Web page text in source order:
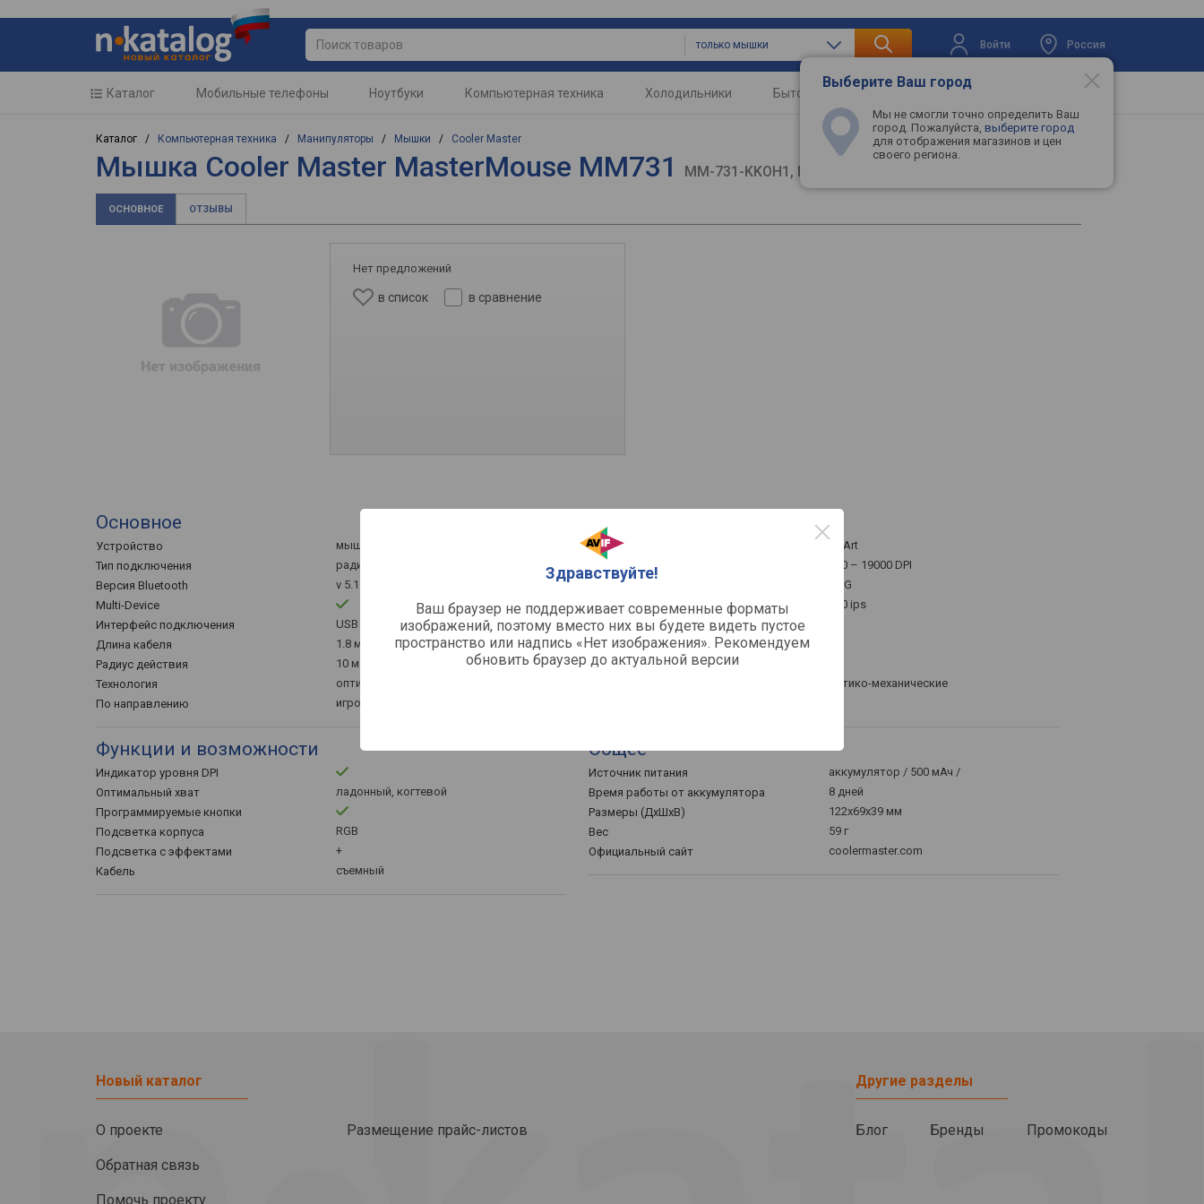
только мышки Войти Россия
Выберите Ваш город
Мы не смогли точно определить Ваш
город. Пожалуйста, выберите город
для отображения магазинов и цен
своего региона.
Здравствуйте!
Ваш браузер не поддерживает современные форматы
изображений, поэтому вместо них вы будете видеть пустое
пространство или надпись «Нет изображения». Рекомендуем
обновить браузер до актуальной версии
Каталог Мобильные телефоны Ноутбуки Компьютерная техника Холодильники Бытовая техника Телевизоры
Каталог / Компьютерная техника / Манипуляторы / Мышки / Cooler Master
Мышка Cooler Master MasterMouse MM731 MM-731-KKOH1, MM-731-WWOH1
ОСНОВНОЕ ОТЗЫВЫ
Нет предложений
в список в сравнение
Основное
Устройство
мышка
Тип подключения
радио / Bluetooth / проводная
Версия Bluetooth
v 5.1
Multi-Device
Интерфейс подключения
USB A
Длина кабеля
1.8 м
Радиус действия
10 м
Технология
оптическая
По направлению
игровая
Функции и возможности
Индикатор уровня DPI
Оптимальный хват
ладонный, когтевой
Программируемые кнопки
Подсветка корпуса
RGB
Подсветка с эффектами
+
Кабель
съемный
Сенсор и управление
Сенсор
PixArt
Разрешение сенсора
400 – 19000 DPI
Макс. ускорение
50 G
Макс. скорость
400 ips
Кол-во кнопок
Боковые кнопки
Кнопка смены DPI
оптико-механические
Общее
Источник питания
аккумулятор / 500 мАч /
Время работы от аккумулятора
8 дней
Размеры (ДхШхВ)
122x69x39 мм
Вес
59 г
Официальный сайт
coolermaster.com
Новый каталог
О проекте
Обратная связь
Помочь проекту
Размещение прайс-листов
Другие разделы
Блог Бренды Промокоды